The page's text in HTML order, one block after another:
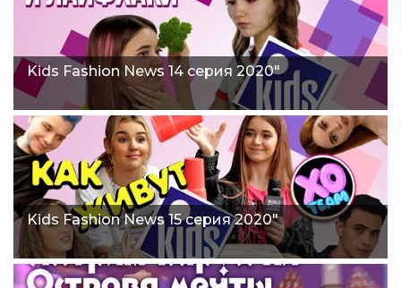
Kids Fashion News 14 серия 2020"
Kids Fashion News 15 серия 2020"